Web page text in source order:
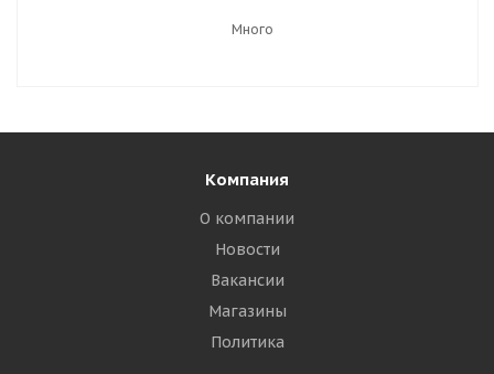
Много
Компания
О компании
Новости
Вакансии
Магазины
Политика